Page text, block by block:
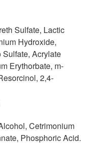
Sulfate, Lactic
Hydroxide,
Acrylate
Erythorbate, m-
2,4-
Cetrimonium
Phosphoric Acid.